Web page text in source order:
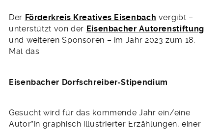
Der Förderkreis Kreatives Eisenbach vergibt –
unterstützt von der Eisenbacher Autorenstiftung
und weiteren Sponsoren – im Jahr 2023 zum 18.
Mal das
Eisenbacher Dorfschreiber-Stipendium
Gesucht wird für das kommende Jahr ein/eine
Autor*in graphisch illustrierter Erzählungen, einer